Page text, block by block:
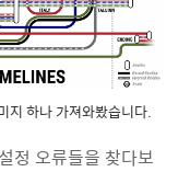
지 하나 가져와봤습니다.
정 오류들을 찾다보